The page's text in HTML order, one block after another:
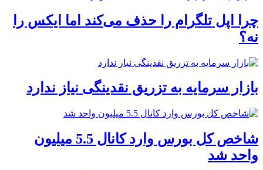
چرا اپل تلگرام را حذف می‌کند اما ایکس را
نه؟
بازار سرمایه به تزریق نقدینگی نیاز ندارد
شاخص کل بورس وارد کانال 5.5 میلیون
واحد شد